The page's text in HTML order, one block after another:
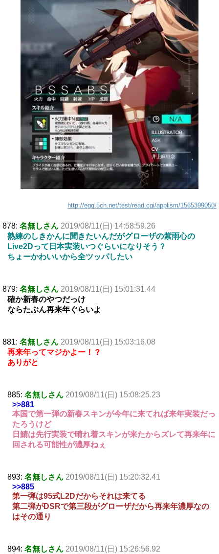
http://egg.5ch.net/test/read.cgi/applism/1565399050/
878: 名無しさん 2019/08/11(日) 14:58:59.26
熟練のしきかんに聞きたいんだがグローザの紫雨心の
Live2Dって日本実装いつぐらいになりそう？
ちょーかわいいから全ツッパしたい
879: 名無しさん 2019/08/11(日) 15:01:31.44
確か新春のやつだっけ
ならたぶん再来年ぐらいよ
881: 名無しさん 2019/08/11(日) 15:03:16.08
再来年ってマジかよー！？
ありがと
885: 名無しさん 2019/08/11(日) 15:08:25.23
>>881
本国で第一弾の新春スキンが今年に来てれば来年実装だっ
たろうけど
日鯖は先行実装で晴れ着スキンが来たからズレて再来年に
回される可能性が濃厚ねぇ
893: 名無しさん 2019/08/11(日) 15:20:32.41
>>885
第一弾は95式L2Dだからそれは来てる
第二弾がDSRで第三段がグローザだから再来年濃厚なの
はその通り
894: 名無しさん 2019/08/11(日) 15:26:56.92